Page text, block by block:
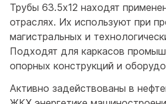
Трубы 63.5x12 находят
отраслях. Их используют при
магистральных и
Подходят для каркасов
опорных конструкций и
Активно задействованы в